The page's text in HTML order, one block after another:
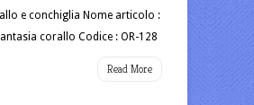
e conchiglia Nome articolo :
corallo Codice : OR-128
Read More